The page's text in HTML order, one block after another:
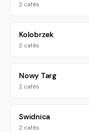
2 cafés
Kolobrzek
2 cafés
Nowy Targ
2 cafés
Swidnica
2 cafés